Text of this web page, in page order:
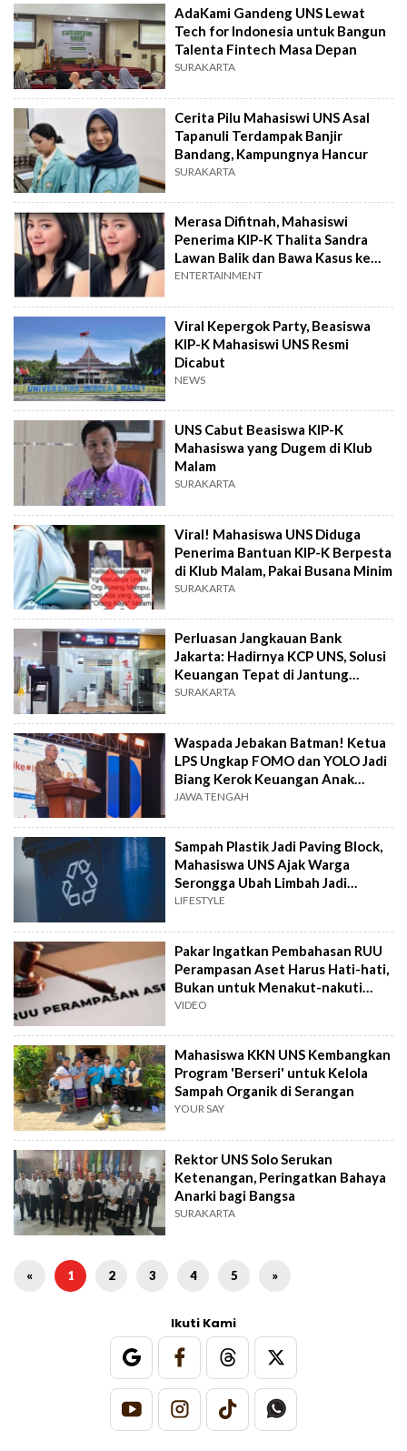
AdaKami Gandeng UNS Lewat
Tech for Indonesia untuk Bangun
Talenta Fintech Masa Depan
SURAKARTA
Cerita Pilu Mahasiswi UNS Asal
Tapanuli Terdampak Banjir
Bandang, Kampungnya Hancur
SURAKARTA
Merasa Difitnah, Mahasiswi
Penerima KIP-K Thalita Sandra
Lawan Balik dan Bawa Kasus ke
Ranah Hukum
ENTERTAINMENT
Viral Kepergok Party, Beasiswa
KIP-K Mahasiswi UNS Resmi
Dicabut
NEWS
UNS Cabut Beasiswa KIP-K
Mahasiswa yang Dugem di Klub
Malam
SURAKARTA
Viral! Mahasiswa UNS Diduga
Penerima Bantuan KIP-K Berpesta
di Klub Malam, Pakai Busana Minim
SURAKARTA
Perluasan Jangkauan Bank
Jakarta: Hadirnya KCP UNS, Solusi
Keuangan Tepat di Jantung
Kampus
SURAKARTA
Waspada Jebakan Batman! Ketua
LPS Ungkap FOMO dan YOLO Jadi
Biang Kerok Keuangan Anak
Muda Boncos
JAWA TENGAH
Sampah Plastik Jadi Paving Block,
Mahasiswa UNS Ajak Warga
Serongga Ubah Limbah Jadi
Berkah
LIFESTYLE
Pakar Ingatkan Pembahasan RUU
Perampasan Aset Harus Hati-hati,
Bukan untuk Menakut-nakuti
Rakyat
VIDEO
Mahasiswa KKN UNS Kembangkan
Program 'Berseri' untuk Kelola
Sampah Organik di Serangan
YOUR SAY
Rektor UNS Solo Serukan
Ketenangan, Peringatkan Bahaya
Anarki bagi Bangsa
SURAKARTA
« 1 2 3 4 5 »
Ikuti Kami